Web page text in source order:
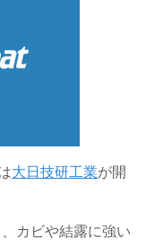
大日技研工業が開
カビや結露に強い